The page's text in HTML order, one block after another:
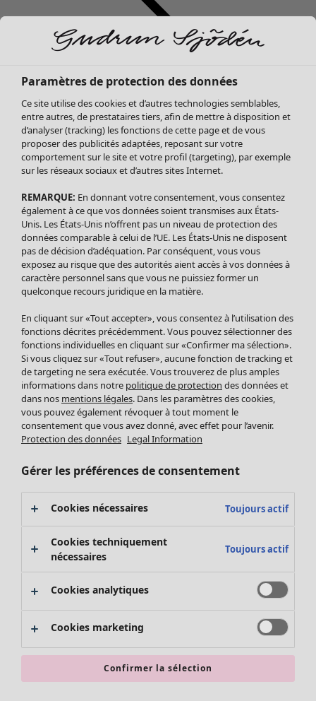
Soldes Vêtements
Tous les vêtements
Robes
Tuniques
Blouses
Tops
Gilets
Pantalon
Jupes
Leggings et collants
Accessoires
Chaussures
Vêtements de bain
Basics
Soldes Mobilier
Bonnes affaires déco
Décoration
Textiles
Tapis
Éponge
Promos SOLDES
Les promos de Gudrun Sjödén
Nouvel arrivage
Bonnes affaires en soldes - jusqu'à -70
Paramètres de protection des données
Ce site utilise des cookies et d’autres technologies semblables,
entre autres, de prestataires tiers, afin de mettre à disposition et
d’analyser (tracking) les fonctions de cette page et de vous
proposer des publicités adaptées, reposant sur votre
comportement sur le site et votre profil (targeting), par exemple
sur les réseaux sociaux et d’autres sites Internet.
REMARQUE: En donnant votre consentement, vous consentez
également à ce que vos données soient transmises aux États-
Unis. Les États-Unis n’offrent pas un niveau de protection des
données comparable à celui de l’UE. Les États-Unis ne disposent
pas de décision d’adéquation. Par conséquent, vous vous
exposez au risque que des autorités aient accès à vos données à
caractère personnel sans que vous ne puissiez former un
quelconque recours juridique en la matière.
En cliquant sur «Tout accepter», vous consentez à l’utilisation des
fonctions décrites précédemment. Vous pouvez sélectionner des
fonctions individuelles en cliquant sur «Confirmer ma sélection».
Si vous cliquez sur «Tout refuser», aucune fonction de tracking et
de targeting ne sera exécutée. Vous trouverez de plus amples
informations dans notre politique de protection des données et
dans nos mentions légales. Dans les paramètres des cookies,
vous pouvez également révoquer à tout moment le
consentement que vous avez donné, avec effet pour l’avenir.
Protection des données Legal Information
Gérer les préférences de consentement
Cookies nécessaires Toujours actif
Cookies techniquement
nécessaires
Toujours actif
Cookies analytiques
Cookies marketing
Confirmer la sélection